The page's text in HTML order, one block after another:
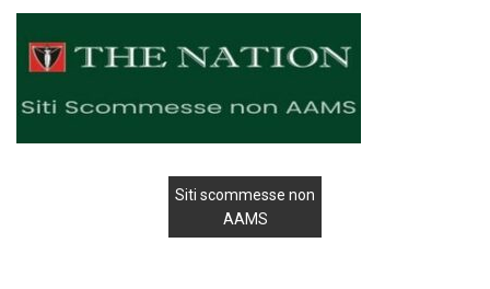
Siti scommesse non
AAMS